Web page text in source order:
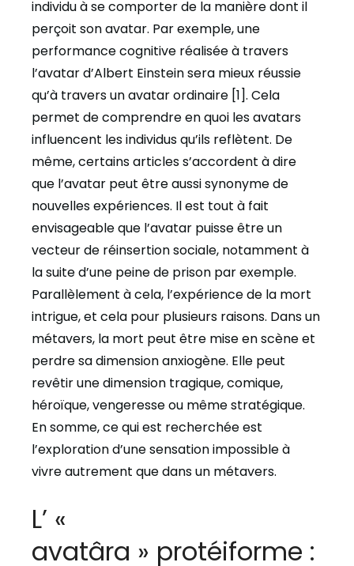
individu à se comporter de la manière dont il
perçoit son avatar. Par exemple, une
performance cognitive réalisée à travers
l’avatar d’Albert Einstein sera mieux réussie
qu’à travers un avatar ordinaire [1]. Cela
permet de comprendre en quoi les avatars
influencent les individus qu’ils reflètent. De
même, certains articles s’accordent à dire
que l’avatar peut être aussi synonyme de
nouvelles expériences. Il est tout à fait
envisageable que l’avatar puisse être un
vecteur de réinsertion sociale, notamment à
la suite d’une peine de prison par exemple.
Parallèlement à cela, l’expérience de la mort
intrigue, et cela pour plusieurs raisons. Dans un
métavers, la mort peut être mise en scène et
perdre sa dimension anxiogène. Elle peut
revêtir une dimension tragique, comique,
héroïque, vengeresse ou même stratégique.
En somme, ce qui est recherchée est
l’exploration d’une sensation impossible à
vivre autrement que dans un métavers.
L’ «
avatâra » protéiforme :